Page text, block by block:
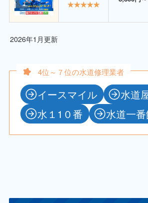
★★★★★
2026年1月更新
4位～７位の水道修理業者
イースマイル
水道
水１1０番
水道一